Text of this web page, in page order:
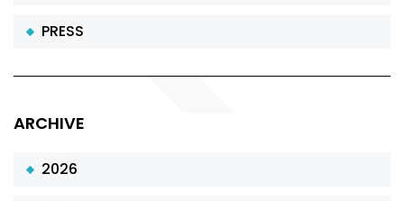
PRESS
ARCHIVE
2026